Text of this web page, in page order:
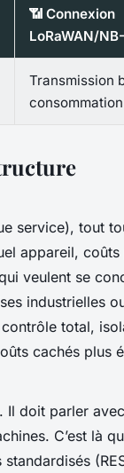
📶 Connexion
LoRaWAN/
Transmission
consommation
service), tout
appareil,
veulent se
industrielles
total,
cachés plus
doit parler avec
C’est là